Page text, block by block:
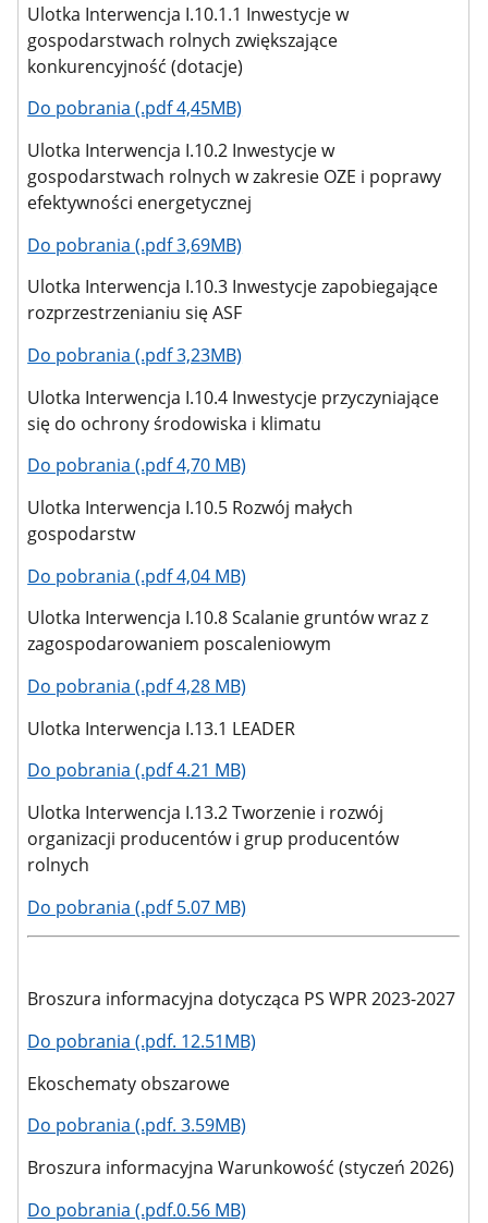
Ulotka Interwencja I.10.1.1 Inwestycje w
gospodarstwach rolnych zwiększające
konkurencyjność (dotacje)
Do pobrania (.pdf 4,45MB)
Ulotka Interwencja I.10.2 Inwestycje w
gospodarstwach rolnych w zakresie OZE i poprawy
efektywności energetycznej
Do pobrania (.pdf 3,69MB)
Ulotka Interwencja I.10.3 Inwestycje zapobiegające
rozprzestrzenianiu się ASF
Do pobrania (.pdf 3,23MB)
Ulotka Interwencja I.10.4 Inwestycje przyczyniające
się do ochrony środowiska i klimatu
Do pobrania (.pdf 4,70 MB)
Ulotka Interwencja I.10.5 Rozwój małych
gospodarstw
Do pobrania (.pdf 4,04 MB)
Ulotka Interwencja I.10.8 Scalanie gruntów wraz z
zagospodarowaniem poscaleniowym
Do pobrania (.pdf 4,28 MB)
Ulotka Interwencja I.13.1 LEADER
Do pobrania (.pdf 4.21 MB)
Ulotka Interwencja I.13.2 Tworzenie i rozwój
organizacji producentów i grup producentów
rolnych
Do pobrania (.pdf 5.07 MB)
Broszura informacyjna dotycząca PS WPR 2023-2027
Do pobrania (.pdf. 12.51MB)
Ekoschematy obszarowe
Do pobrania (.pdf. 3.59MB)
Broszura informacyjna Warunkowość (styczeń 2026)
Do pobrania (.pdf.0.56 MB)